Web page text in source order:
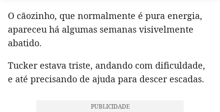
O cãozinho, que normalmente é pura energia,
apareceu há algumas semanas visivelmente
abatido.
Tucker estava triste, andando com dificuldade,
e até precisando de ajuda para descer escadas.